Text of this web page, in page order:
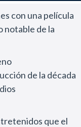
con una película
notable de la
de la década
que el